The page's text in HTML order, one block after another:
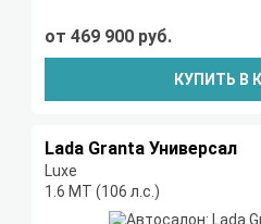
от 469 900 руб.
КУПИТЬ В
Lada Granta Универсал
Luxe
1.6 МТ (106 л.с.)